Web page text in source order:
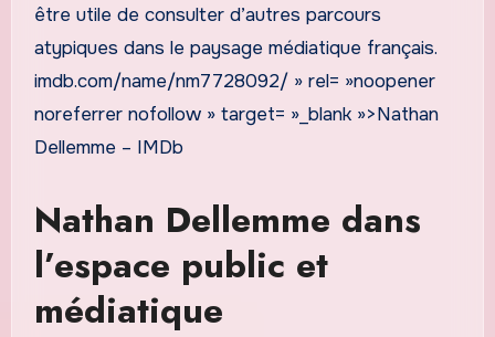
être utile de consulter d’autres parcours
atypiques dans le paysage médiatique français.
imdb.com/name/nm7728092/ » rel= »noopener
noreferrer nofollow » target= »_blank »>Nathan
Dellemme – IMDb
Nathan Dellemme dans
l’espace public et
médiatique